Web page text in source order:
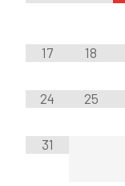
17 18
24 25
31